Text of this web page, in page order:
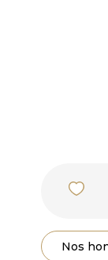
Nos